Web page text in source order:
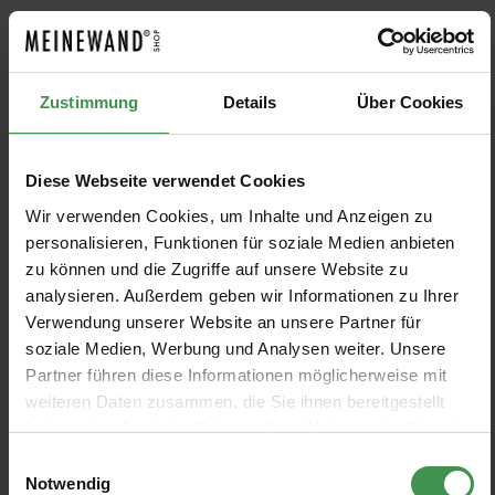
Zustimmung Details Über Cookies
Diese Webseite verwendet Cookies
Wir verwenden Cookies, um Inhalte und Anzeigen zu
personalisieren, Funktionen für soziale Medien anbieten
zu können und die Zugriffe auf unsere Website zu
analysieren. Außerdem geben wir Informationen zu Ihrer
Verwendung unserer Website an unsere Partner für
soziale Medien, Werbung und Analysen weiter. Unsere
Partner führen diese Informationen möglicherweise mit
weiteren Daten zusammen, die Sie ihnen bereitgestellt
haben oder die sie im Rahmen Ihrer Nutzung der Dienste
Notwendig
Tapete Nabucco
Armani Casa
Tapete Extravaganza
+1
Armani Casa
5 Farben
Ab 265,00 € +3
Thibaut
7 Farben
Ab 562,24 €
+6
Armani Casa
Ab 181,00 € +1
Arte
Ab 1.199,00 €
Tapete Ponza
Armani Casa
+11
Tapete Papillon
Arte
Ab 189,00 €